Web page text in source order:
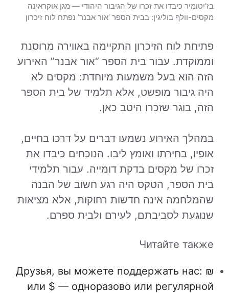
בז’יטומיר כיבדו את זכרו של הגיבור היהודי — מגן אוקראינה
מקסים-וולף בוליגין: בבית הספר ‘אור אבנר’ נפתח לוח זיכרון
פתיחת לוח הזיכרון התקיימה באווירה מרוסנת
וממוקדת. עבור בית הספר “אור אבנר” האירוע
הזה הוא בעל משמעות מיוחדת: מקסים לא
היה גיבור מופשט, אלא תלמיד של בית הספר
הזה, בוגר שזכרו היטב כאן.
במהלך האירוע נשמעו דברים על דרכו בחיים,
אופיו, בחירתו ואומץ ליבו. הנוכחים כיבדו את
זכרו של מקסים בדקת דומייה. עבור תלמידי
בית הספר, הטקס היה רגע חשוב של הבנה
שהמלחמה אינה חדשות רחוקות, אלא מציאות
שנוגעת לסביבתם, לעירם ולבית ספרם.
Читайте также
Друзья, вы можете поддержать нас: ₪
или $ — одноразово или регулярной